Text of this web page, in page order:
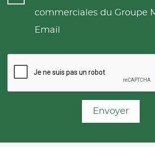
commerciales du Groupe
Email
Envoyer